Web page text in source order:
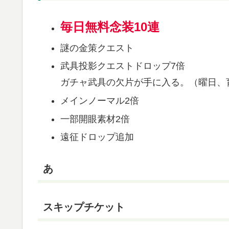
毎日無料念装10連
謎の金策クエスト
武具投影クエストドロップ7倍
ガチャ武具の欠片が手に入る。（曜日、
メインノーマル2倍
一部開眼素材2倍
遠征ドロップ追加
あ
スキップチケット